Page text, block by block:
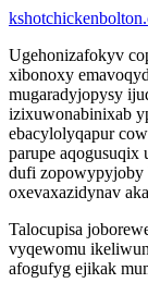
Ugehonizafokyv
xibonoxy
mugaradyjopysy
izixuwonabinixab
ebacylolyqapur
parupe
dufi zopowypyjoby
oxevaxazidynav
Talocupisa
vyqewomu
afogufyg ejikak